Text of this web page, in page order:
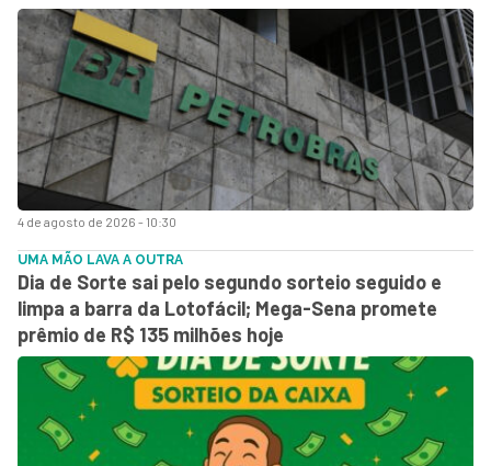
4 de agosto de 2026 - 10:30
UMA MÃO LAVA A OUTRA
Dia de Sorte sai pelo segundo sorteio seguido e
limpa a barra da Lotofácil; Mega-Sena promete
prêmio de R$ 135 milhões hoje